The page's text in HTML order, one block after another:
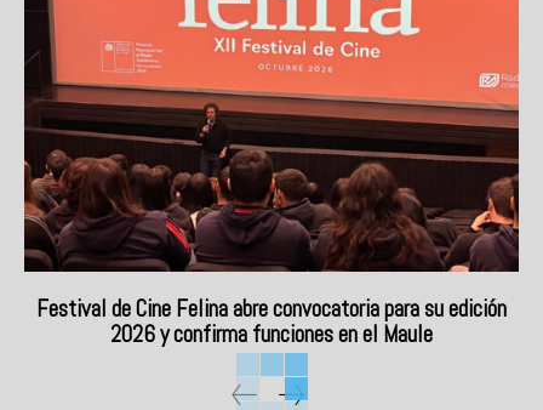
Festival de Cine Felina abre convocatoria para su edición
2026 y confirma funciones en el Maule